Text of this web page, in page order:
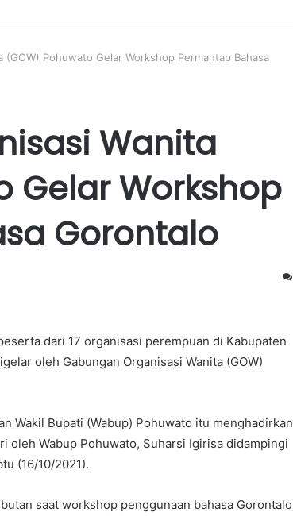
(GOW) Pohuwato Gelar Workshop Permantap Bahasa
Wanita
Gelar Workshop
Gorontalo
dari 17 organisasi perempuan di Kabupaten
oleh Gabungan Organisasi Wanita (GOW)
Wakil Bupati (Wabup) Pohuwato itu menghadirkan
oleh Wabup Pohuwato, Suharsi Igirisa didampingi
(16/10/2021).
saat workshop penggunaan bahasa Gorontalo